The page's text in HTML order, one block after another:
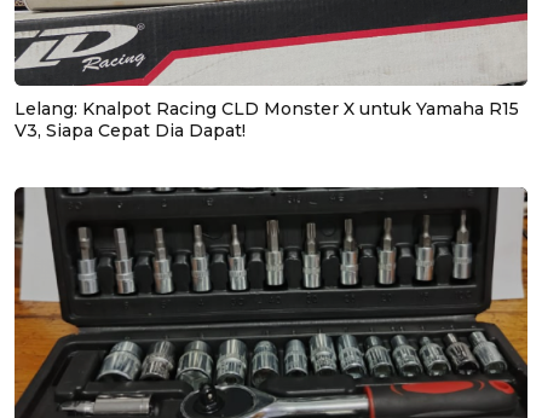
Lelang: Knalpot Racing CLD Monster X untuk Yamaha R15
V3, Siapa Cepat Dia Dapat!